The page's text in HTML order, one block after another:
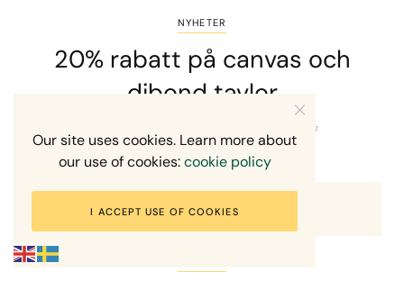
NYHETER
20% rabatt på canvas och
dibond tavlor
22 FEBRUARI, 2017
Our site uses cookies. Learn more about
our use of cookies:cookie policy
I ACCEPT USE OF COOKIES